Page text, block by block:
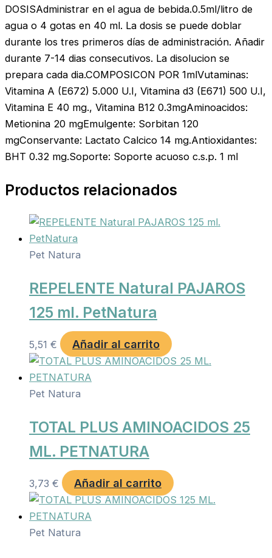
DOSISAdministrar en el agua de bebida.0.5ml/litro de
agua o 4 gotas en 40 ml. La dosis se puede doblar
durante los tres primeros días de administración. Añadir
durante 7-14 dias consecutivos. La disolucion se
prepara cada dia.COMPOSICON POR 1mlVutaminas:
Vitamina A (E672) 5.000 U.I, Vitamina d3 (E671) 500 U.I,
Vitamina E 40 mg., Vitamina B12 0.3mgAminoacidos:
Metionina 20 mgEmulgente: Sorbitan 120
mgConservante: Lactato Calcico 14 mg.Antioxidantes:
BHT 0.32 mg.Soporte: Soporte acuoso c.s.p. 1 ml
Productos relacionados
Pet Natura
REPELENTE Natural PAJAROS
125 ml. PetNatura
5,51 € Añadir al carrito
Pet Natura
TOTAL PLUS AMINOACIDOS 25
ML. PETNATURA
3,73 € Añadir al carrito
Pet Natura